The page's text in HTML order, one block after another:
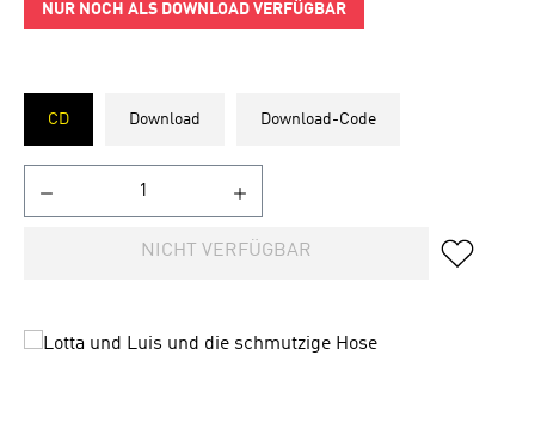
NUR NOCH ALS DOWNLOAD VERFÜGBAR
CD Download Download-Code
NICHT VERFÜGBAR
Bildergalerie überspringen